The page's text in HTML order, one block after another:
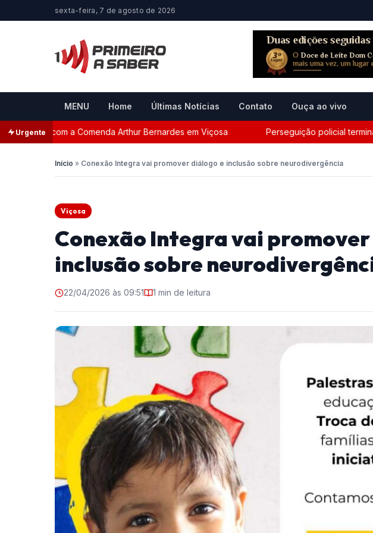
sexta-feira, 7 de agosto de 2026
MENU Home Últimas Notícias Contato Ouça ao vivo
Urgente
com a Comenda Arthur Bernardes em Viçosa Perseguição policial termina
Início » Conexão Integra vai promover diálogo e inclusão sobre neurodivergência
Viçosa
Conexão Integra vai
inclusão sobre
22/04/2026 às 09:51 1 min de leitura